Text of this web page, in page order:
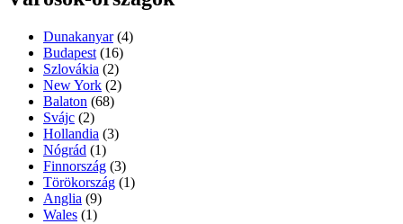
Dunakanyar (4)
Budapest (16)
Szlovákia (2)
New York (2)
Balaton (68)
Svájc (2)
Hollandia (3)
Nógrád (1)
Finnország (3)
Törökország (1)
Anglia (9)
Wales (1)